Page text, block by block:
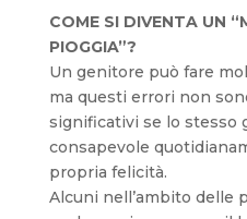
COME SI DIVENTA UN
PIOGGIA”?
Un genitore può fare
ma questi errori non
significativi se lo stesso
consapevole
propria felicità.
Alcuni nell’ambito delle